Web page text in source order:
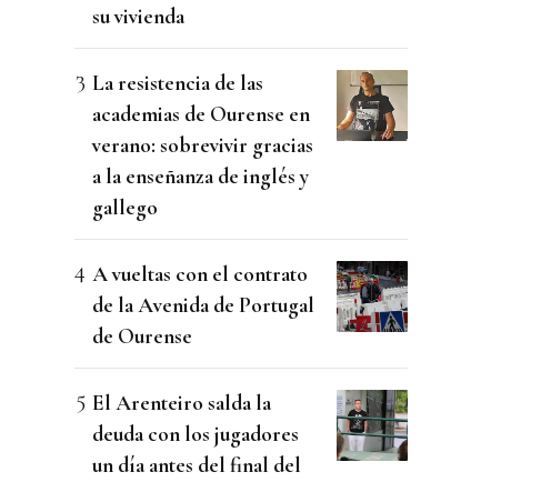
su vivienda
La resistencia de las
academias de Ourense en
verano: sobrevivir gracias
a la enseñanza de inglés y
gallego
A vueltas con el contrato
de la Avenida de Portugal
de Ourense
El Arenteiro salda la
deuda con los jugadores
un día antes del final del